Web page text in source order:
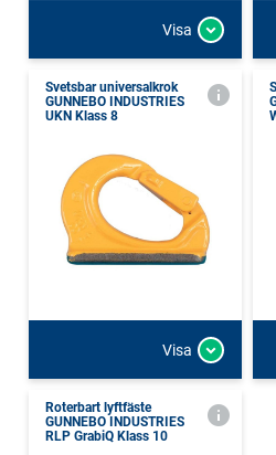
Visa
Svetsbar universalkrok
GUNNEBO INDUSTRIES
UKN Klass 8
Visa
Roterbart lyftfäste
GUNNEBO INDUSTRIES
RLP GrabiQ Klass 10